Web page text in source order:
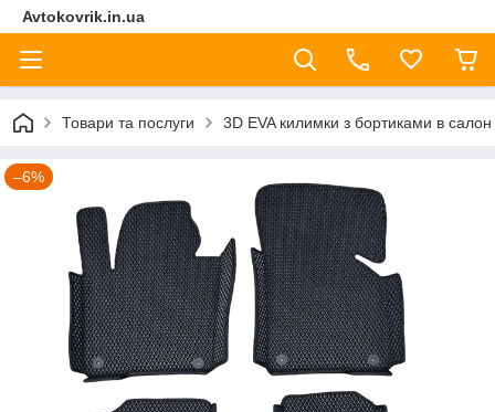
Avtokovrik.in.ua
Товари та послуги 3D EVA килимки з бортиками в салон
–6%